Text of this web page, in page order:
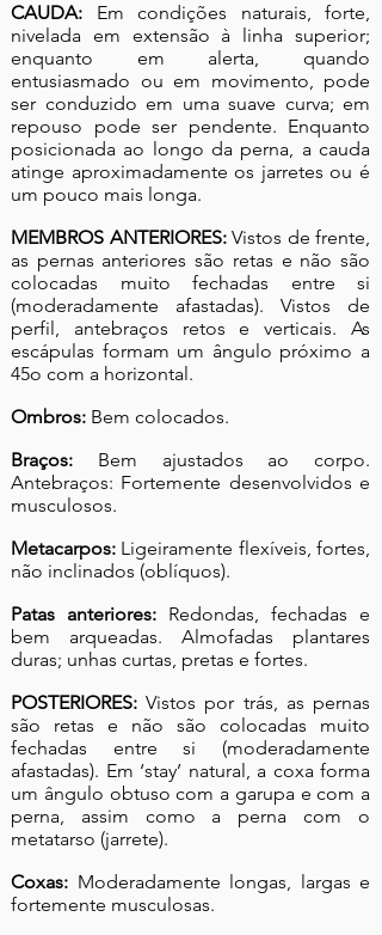
CAUDA: Em condições naturais, forte,
nivelada em extensão à linha superior;
enquanto em alerta, quando
entusiasmado ou em movimento, pode
ser conduzido em uma suave curva; em
repouso pode ser pendente. Enquanto
posicionada ao longo da perna, a cauda
atinge aproximadamente os jarretes ou é
um pouco mais longa.
MEMBROS ANTERIORES:Vistos de frente,
as pernas anteriores são retas e não são
colocadas muito fechadas entre si
(moderadamente afastadas). Vistos de
perfil, antebraços retos e verticais. As
escápulas formam um ângulo próximo a
45o com a horizontal.
Ombros: Bem colocados.
Braços: Bem ajustados ao corpo.
Antebraços: Fortemente desenvolvidos e
musculosos.
Metacarpos: Ligeiramente flexíveis, fortes,
não inclinados (oblíquos).
Patas anteriores: Redondas, fechadas e
bem arqueadas. Almofadas plantares
duras; unhas curtas, pretas e fortes.
POSTERIORES:Vistos por trás, as pernas
são retas e não são colocadas muito
fechadas entre si (moderadamente
afastadas). Em ‘stay’ natural, a coxa forma
um ângulo obtuso com a garupa e com a
perna, assim como a perna com o
metatarso (jarrete).
Coxas: Moderadamente longas, largas e
fortemente musculosas.